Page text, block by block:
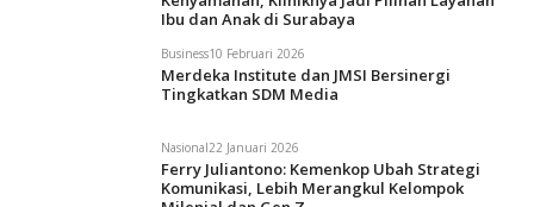
Ibu dan Anak di Surabaya
Business10 Februari 2026
Merdeka Institute dan JMSI Bersinergi
Tingkatkan SDM Media
Nasional22 Januari 2026
Ferry Juliantono: Kemenkop Ubah Strategi
Komunikasi, Lebih Merangkul Kelompok